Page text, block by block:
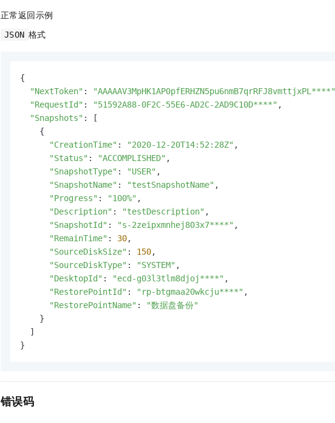
正常返回示例
JSON 格式
{
"NextToken" : "AAAAAV3MpHK1AP0pfERHZN5pu6nmB7qrRFJ8vmttjxPL****"
"RequestId" : "51592A88-0F2C-55E6-AD2C-2AD9C10D****" ,
"Snapshots" : [
    {
"CreationTime" : "2020-12-20T14:52:28Z" ,
"Status" : "ACCOMPLISHED" ,
"SnapshotType" : "USER" ,
"SnapshotName" : "testSnapshotName" ,
"Progress" : "100%" ,
"Description" : "testDescription" ,
"SnapshotId" : "s-2zeipxmnhej803x7****" ,
"RemainTime" : 30,
"SourceDiskSize" : 150,
"SourceDiskType" : "SYSTEM" ,
"DesktopId" : "ecd-g03l3tlm8djoj****" ,
"RestorePointId" : "rp-btgmaa20wkcju****" ,
"RestorePointName" :
"数据盘备份"
    }
  ]
}
错误码